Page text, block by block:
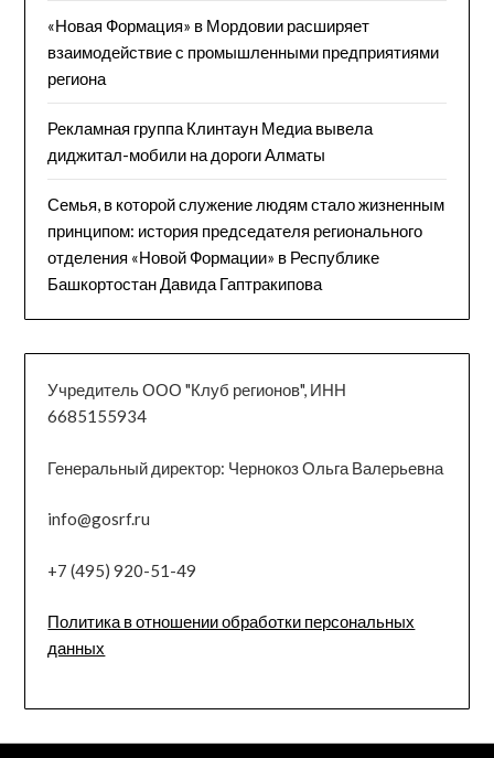
«Новая Формация» в Мордовии расширяет
взаимодействие с промышленными предприятиями
региона
Рекламная группа Клинтаун Медиа вывела
диджитал-мобили на дороги Алматы
Семья, в которой служение людям стало жизненным
принципом: история председателя регионального
отделения «Новой Формации» в Республике
Башкортостан Давида Гаптракипова
Учредитель ООО "Клуб регионов", ИНН
6685155934
Генеральный директор: Чернокоз Ольга Валерьевна
info@gosrf.ru
+7 (495) 920-51-49
Политика в отношении обработки персональных
данных